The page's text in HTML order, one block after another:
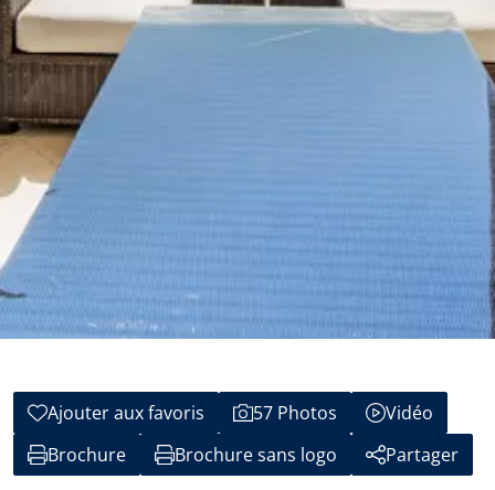
Ajouter aux favoris 57 Photos
Vidéo
Brochure
Brochure sans logo Partager